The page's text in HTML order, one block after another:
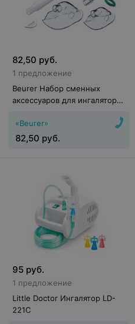
82,50 руб.
1 предложение
Beurer Набор сменных
аксессуаров для ингаляторов
«Beurer»
82,50 руб.
95 руб.
1 предложение
Little Doctor Ингалятор LD-
221C